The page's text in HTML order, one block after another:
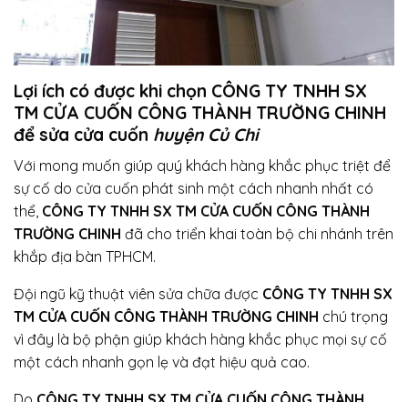
Lợi ích có được khi chọn CÔNG TY TNHH SX
TM CỬA CUỐN CÔNG THÀNH TRƯỜNG CHINH
để sửa cửa cuốn huyện Củ Chi
Với mong muốn giúp quý khách hàng khắc phục triệt để
sự cố do cửa cuốn phát sinh một cách nhanh nhất có
thể, CÔNG TY TNHH SX TM CỬA CUỐN CÔNG THÀNH
TRƯỜNG CHINH đã cho triển khai toàn bộ chi nhánh trên
khắp địa bàn TPHCM.
Đội ngũ kỹ thuật viên sửa chữa được CÔNG TY TNHH SX
TM CỬA CUỐN CÔNG THÀNH TRƯỜNG CHINH chú trọng
vì đây là bộ phận giúp khách hàng khắc phục mọi sự cố
một cách nhanh gọn lẹ và đạt hiệu quả cao.